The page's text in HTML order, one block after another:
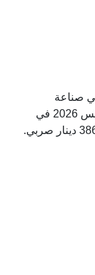
في صناعة
المجوهرات في صربيا. اليوم, الجمعة 07 أغسطس 2026 في